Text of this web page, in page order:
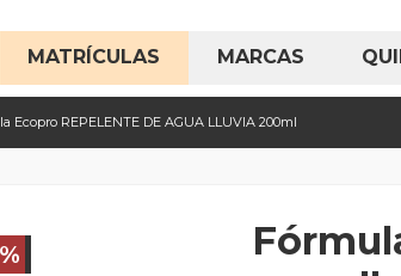
MATRÍCULAS MARCAS
Ecopro REPELENTE DE AGUA LLUVIA 200ml